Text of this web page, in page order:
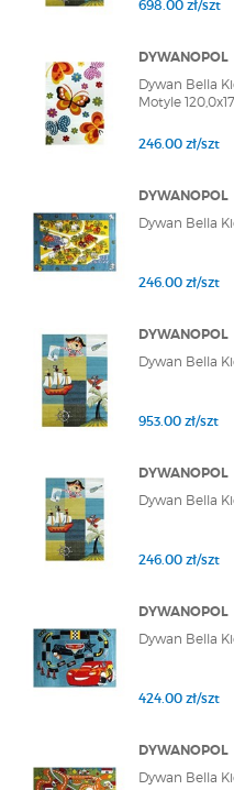
698.00 zł/szt
DYWANOPOL
Dywan Bella
Motyle
246.00 zł/szt
DYWANOPOL
Dywan Bella
246.00 zł/szt
DYWANOPOL
Dywan Bella
953.00 zł/szt
DYWANOPOL
Dywan Bella
246.00 zł/szt
DYWANOPOL
Dywan Bella
424.00 zł/szt
DYWANOPOL
Dywan Bella